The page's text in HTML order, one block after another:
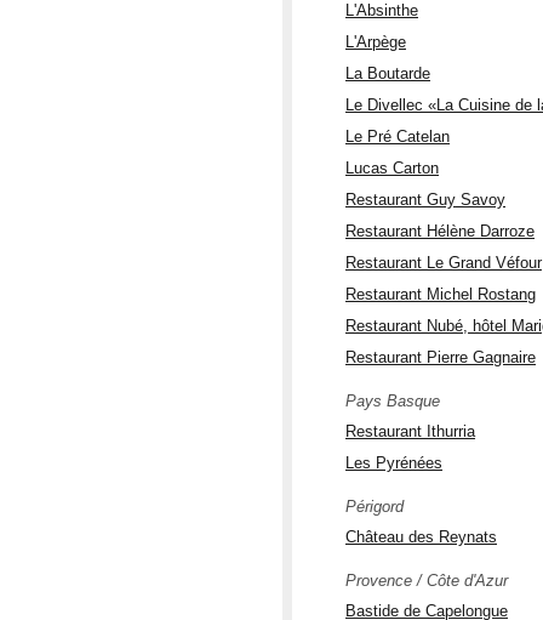
L'Absinthe
L'Arpège
La Boutarde
Le Divellec «La Cuisine de
Le Pré Catelan
Lucas Carton
Restaurant Guy Savoy
Restaurant Hélène Darroze
Restaurant Le Grand Véfour
Restaurant Michel Rostang
Restaurant Nubé, hôtel
Restaurant Pierre Gagnaire
Pays Basque
Restaurant Ithurria
Les Pyrénées
Périgord
Château des Reynats
Provence / Côte d'Azur
Bastide de Capelongue